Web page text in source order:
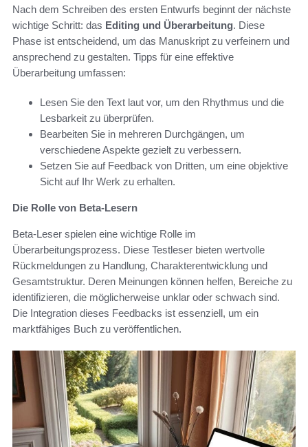
Nach dem Schreiben des ersten Entwurfs beginnt der nächste
wichtige Schritt: das Editing und Überarbeitung. Diese
Phase ist entscheidend, um das Manuskript zu verfeinern und
ansprechend zu gestalten. Tipps für eine effektive
Überarbeitung umfassen:
Lesen Sie den Text laut vor, um den Rhythmus und die
Lesbarkeit zu überprüfen.
Bearbeiten Sie in mehreren Durchgängen, um
verschiedene Aspekte gezielt zu verbessern.
Setzen Sie auf Feedback von Dritten, um eine objektive
Sicht auf Ihr Werk zu erhalten.
Die Rolle von Beta-Lesern
Beta-Leser spielen eine wichtige Rolle im
Überarbeitungsprozess. Diese Testleser bieten wertvolle
Rückmeldungen zu Handlung, Charakterentwicklung und
Gesamtstruktur. Deren Meinungen können helfen, Bereiche zu
identifizieren, die möglicherweise unklar oder schwach sind.
Die Integration dieses Feedbacks ist essenziell, um ein
marktfähiges Buch zu veröffentlichen.